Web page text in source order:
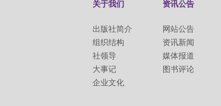
关于我们
出版社简介
组织结构
社领导
大事记
企业文化
资讯公告
网站公告
资讯新闻
媒体报道
图书评论